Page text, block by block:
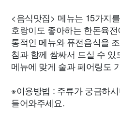
<음식맛집> 메뉴는 15가지
호랑이도 좋아하는 한돈육
통적인 메뉴와 퓨전음식을
침과 함께 쌈싸서 드실 수
메뉴에 맞게 술과 페어링도
※이용방법 : 주류가 궁금하
들어와주세요.